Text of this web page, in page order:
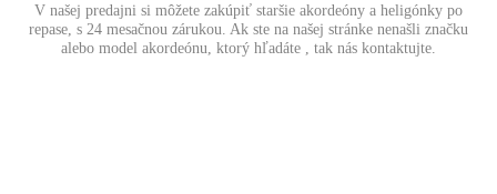
V našej predajni si môžete zakúpiť staršie akordeóny a heligónky po
repase, s 24 mesačnou zárukou. Ak ste na našej stránke nenašli značku
alebo model akordeónu, ktorý hľadáte , tak nás kontaktujte.